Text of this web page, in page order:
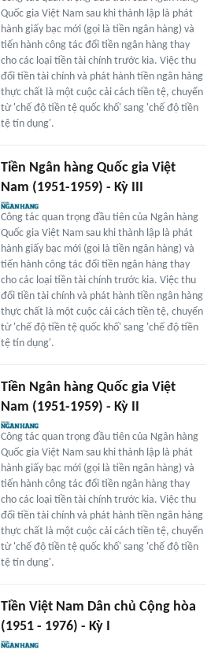
Quốc gia Việt Nam sau khi thành lập là phát
hành giấy bạc mới (gọi là tiền ngân hàng) và
tiến hành công tác đổi tiền ngân hàng thay
cho các loại tiền tài chính trước kia. Việc thu
đổi tiền tài chính và phát hành tiền ngân hàng
thực chất là một cuộc cải cách tiền tệ, chuyển
từ 'chế độ tiền tệ quốc khố' sang 'chế độ tiền
tệ tín dụng'.
Tiền Ngân hàng Quốc gia Việt
Nam (1951-1959) - Kỳ III
Công tác quan trọng đầu tiên của Ngân hàng
Quốc gia Việt Nam sau khi thành lập là phát
hành giấy bạc mới (gọi là tiền ngân hàng) và
tiến hành công tác đổi tiền ngân hàng thay
cho các loại tiền tài chính trước kia. Việc thu
đổi tiền tài chính và phát hành tiền ngân hàng
thực chất là một cuộc cải cách tiền tệ, chuyển
từ 'chế độ tiền tệ quốc khố' sang 'chế độ tiền
tệ tín dụng'.
Tiền Ngân hàng Quốc gia Việt
Nam (1951-1959) - Kỳ II
Công tác quan trọng đầu tiên của Ngân hàng
Quốc gia Việt Nam sau khi thành lập là phát
hành giấy bạc mới (gọi là tiền ngân hàng) và
tiến hành công tác đổi tiền ngân hàng thay
cho các loại tiền tài chính trước kia. Việc thu
đổi tiền tài chính và phát hành tiền ngân hàng
thực chất là một cuộc cải cách tiền tệ, chuyển
từ 'chế độ tiền tệ quốc khố' sang 'chế độ tiền
tệ tín dụng'.
Tiền Việt Nam Dân chủ Cộng hòa
(1951 - 1976) - Kỳ I